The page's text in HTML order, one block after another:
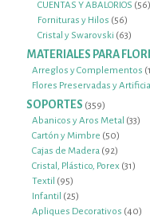
productos
CUENTAS Y ABALORIOS 56
Fornituras y Hilos 5656
Cristal y Swarovski 6363
MATERIALES PARA
Arreglos y Complementos
Flores Preservadas y
SOPORTES 359359
productos
Abanicos y Aros Metal 3333
Cartón y Mimbre 5050
Cajas de Madera 9292
Cristal, Plástico, Porex 3131
Textil 9595
productos
Infantil 2525
productos
Apliques Decorativos 4040